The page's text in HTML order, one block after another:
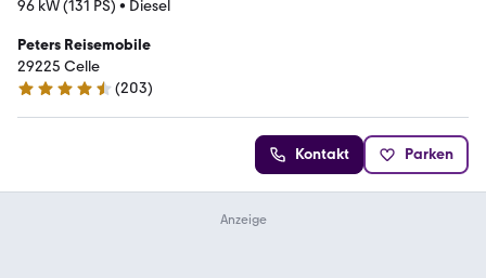
96 kW (131 PS) • Diesel
Peters Reisemobile
29225 Celle
4.5 Sterne
(203)
Kontakt Parken